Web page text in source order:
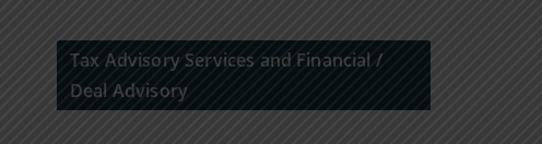
Tax Advisory Services and Financial /
Deal Advisory